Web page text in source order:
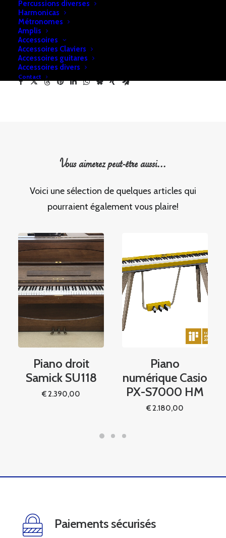
Percussions diverses
Harmonicas
Métronomes
Amplis
Accessoires
Accessoires Claviers
Accessoires guitares
Accessoires divers
Contact
Finition: noir
Garantie: 10 ans
Dimensions: H: 131 x l: 153 cm Pf: 65 cm
Pédales: 3
Vous aimerez peut-être aussi...
Voici une sélection de quelques articles qui
pourraient également vous plaire!
Piano droit
Samick SU118
€2.390,00
Piano
numérique Casio
PX-S7000 HM
€2.180,00
Paiements sécurisés